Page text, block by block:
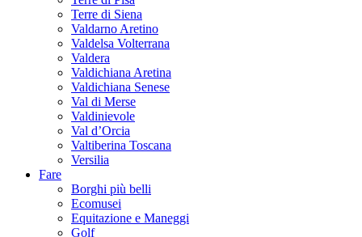
Terre di Siena
Valdarno Aretino
Valdelsa Volterrana
Valdera
Valdichiana Aretina
Valdichiana Senese
Val di Merse
Valdinievole
Val d’Orcia
Valtiberina Toscana
Versilia
Fare
Borghi più belli
Ecomusei
Equitazione e Maneggi
Golf